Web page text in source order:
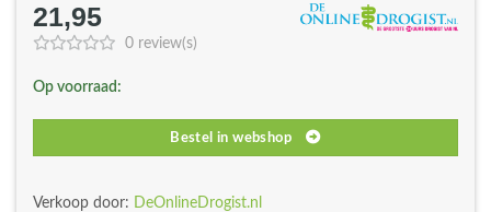
21,95
0 review(s)
Op voorraad:
Bestel in webshop
Verkoop door: DeOnlineDrogist.nl